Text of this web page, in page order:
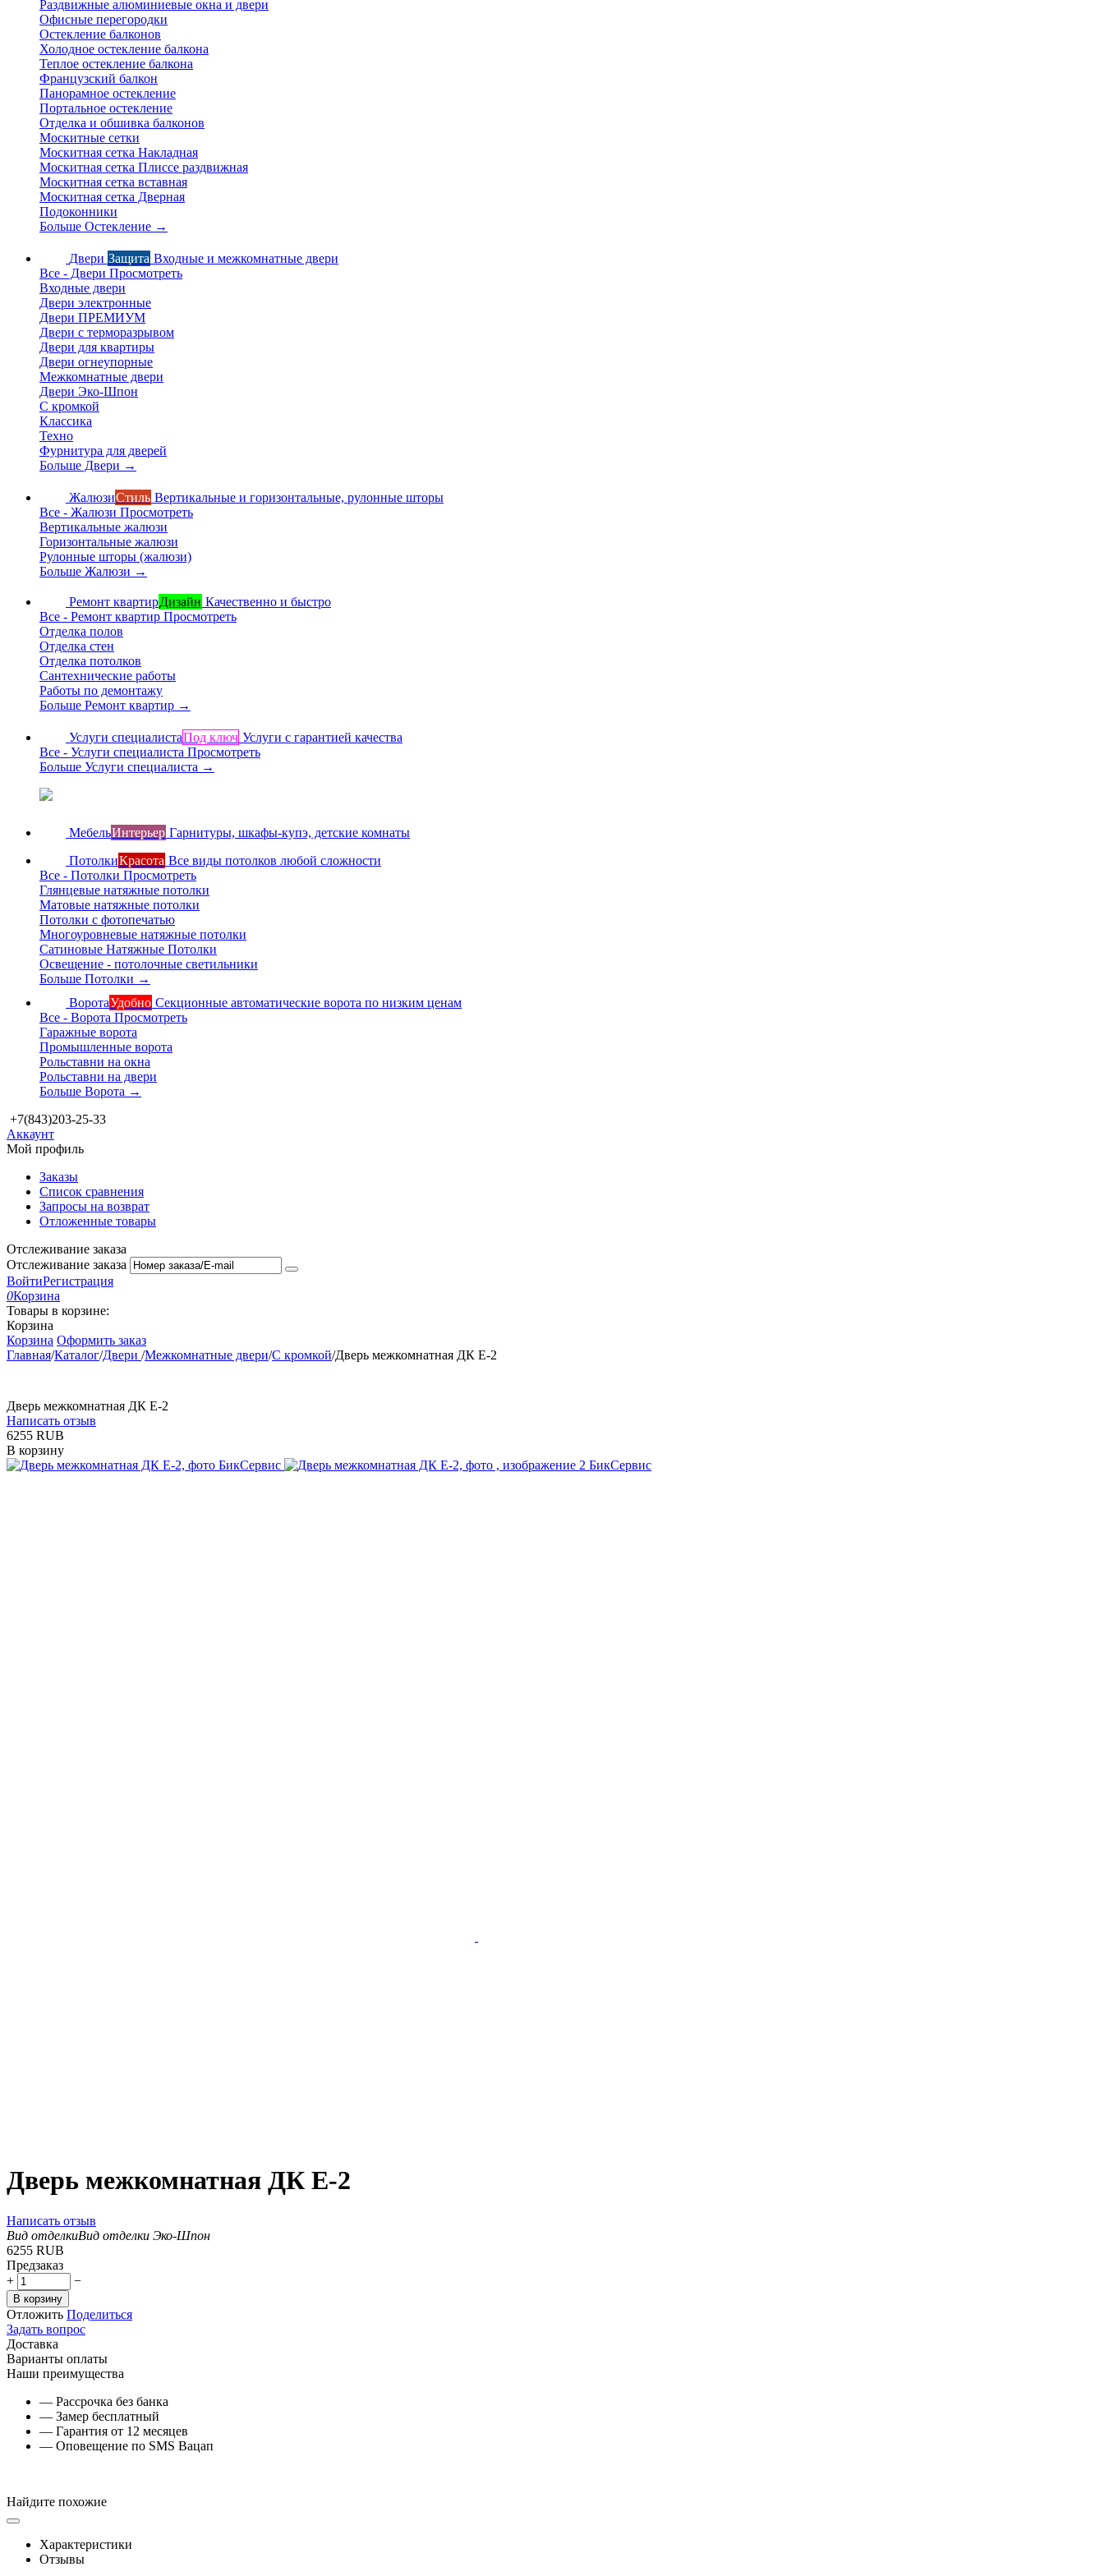
Раздвижные алюминиевые окна и двери
Офисные перегородки
Остекление балконов
Холодное остекление балкона
Теплое остекление балкона
Французский балкон
Панорамное остекление
Портальное остекление
Отделка и обшивка балконов
Москитные сетки
Москитная сетка Накладная
Москитная сетка Плиссе раздвижная
Москитная сетка вставная
Москитная сетка Дверная
Подоконники
Больше Остекление →
Двери Защита Входные и межкомнатные двери
Все - Двери Просмотреть
Входные двери
Двери электронные
Двери ПРЕМИУМ
Двери с терморазрывом
Двери для квартиры
Двери огнеупорные
Межкомнатные двери
Двери Эко-Шпон
С кромкой
Классика
Техно
Фурнитура для дверей
Больше Двери →
ЖалюзиСтиль Вертикальные и горизонтальные, рулонные шторы
Все - Жалюзи Просмотреть
Вертикальные жалюзи
Горизонтальные жалюзи
Рулонные шторы (жалюзи)
Больше Жалюзи →
Ремонт квартирДизайн Качественно и быстро
Все - Ремонт квартир Просмотреть
Отделка полов
Отделка стен
Отделка потолков
Сантехнические работы
Работы по демонтажу
Больше Ремонт квартир →
Услуги специалистаПод ключ Услуги с гарантией качества
Все - Услуги специалиста Просмотреть
Больше Услуги специалиста →
МебельИнтерьер Гарнитуры, шкафы-купэ, детские комнаты
ПотолкиКрасота Все виды потолков любой сложности
Все - Потолки Просмотреть
Глянцевые натяжные потолки
Матовые натяжные потолки
Потолки с фотопечатью
Многоуровневые натяжные потолки
Сатиновые Натяжные Потолки
Освещение - потолочные светильники
Больше Потолки →
ВоротаУдобно Секционные автоматические ворота по низким ценам
Все - Ворота Просмотреть
Гаражные ворота
Промышленные ворота
Рольставни на окна
Рольставни на двери
Больше Ворота →
+7(843)203-25-33
Аккаунт
Мой профиль
Заказы
Список сравнения
Запросы на возврат
Отложенные товары
Отслеживание заказа
Отслеживание заказа
ВойтиРегистрация
0Корзина
Товары в корзине:
Корзина
Корзина Оформить заказ
Главная/Каталог/Двери /Межкомнатные двери/С кромкой/Дверь межкомнатная ДК Е-2
Дверь межкомнатная ДК Е-2
Написать отзыв
‍6255‍ RUB
В корзину
Дверь межкомнатная ДК Е-2
Написать отзыв
Вид отделкиВид отделки Эко-Шпон
‍6255‍ RUB
Предзаказ
+
−
В корзину
Отложить Поделиться
Задать вопрос
Доставка
Варианты оплаты
Наши преимущества
— Рассрочка без банка
— Замер бесплатный
— Гарантия от 12 месяцев
— Оповещение по SMS Вацап
Найдите похожие
Характеристики
Отзывы